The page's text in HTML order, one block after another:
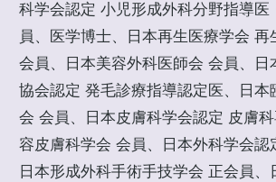
科学会認定 小児形成外科分野指導医
員、医学博士、日本再生医療学会 再
会員、日本美容外科医師会 会員、日
協会認定 発毛診療指導認定医、日本
会 会員、日本皮膚科学会認定 皮膚
容皮膚科学会 会員、日本外科学会認
日本形成外科手術手技学会 正会員、